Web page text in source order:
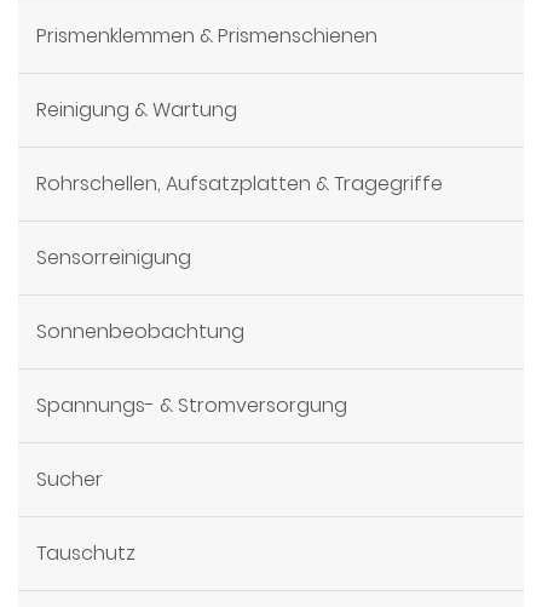
Prismenklemmen & Prismenschienen
Reinigung & Wartung
Rohrschellen, Aufsatzplatten & Tragegriffe
Sensorreinigung
Sonnenbeobachtung
Spannungs- & Stromversorgung
Sucher
Tauschutz